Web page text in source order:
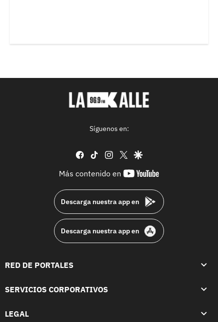
Síguenos en:
facebook
tiktok instagram
twittergoogle
Más contenido en
youtube-
Descarga nuestra app en
Descarga nuestra app en
RED DE PORTALES
SERVICIOS CORPORATIVOS
LEGAL